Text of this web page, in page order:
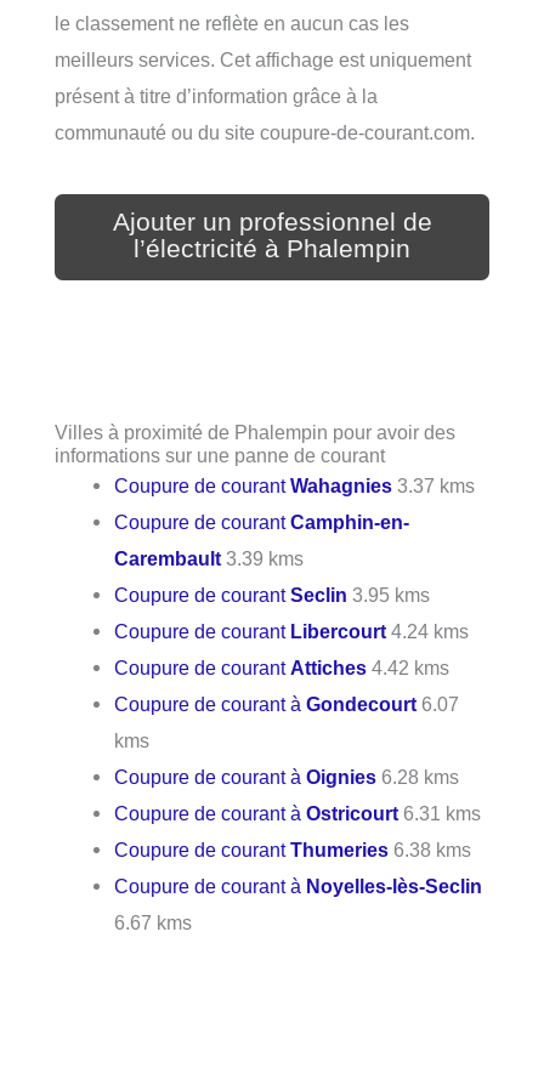
le classement ne reflète en aucun cas les
meilleurs services. Cet affichage est uniquement
présent à titre d’information grâce à la
communauté ou du site coupure-de-courant.com.
Ajouter un professionnel de
l’électricité à Phalempin
Villes à proximité de Phalempin pour avoir des
informations sur une panne de courant
Coupure de courantWahagnies 3.37 kms
Coupure de courantCamphin-en-
Carembault 3.39 kms
Coupure de courantSeclin 3.95 kms
Coupure de courant Libercourt 4.24 kms
Coupure de courantAttiches 4.42 kms
Coupure de courant àGondecourt 6.07
kms
Coupure de courant àOignies 6.28 kms
Coupure de courant àOstricourt 6.31 kms
Coupure de courantThumeries 6.38 kms
Coupure de courant à Noyelles-lès-Seclin
6.67 kms